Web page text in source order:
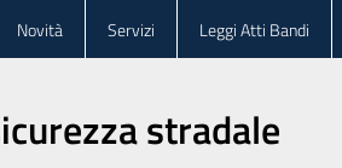
Novità Servizi Leggi Atti Bandi
stradale